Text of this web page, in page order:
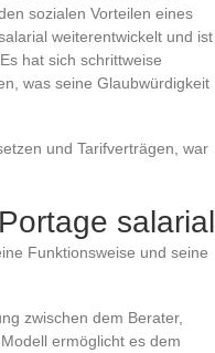
sozialen Vorteilen eines
weiterentwickelt und ist
hat sich schrittweise
was seine Glaubwürdigkeit
und Tarifverträgen, war
salarial
Funktionsweise und seine
zwischen dem Berater,
ermöglicht es dem